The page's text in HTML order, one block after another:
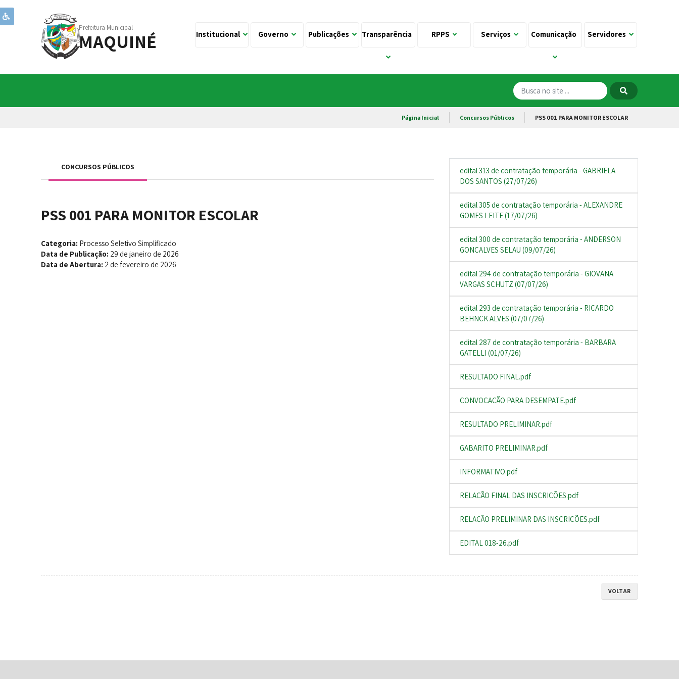
Prefeitura Municipal
MAQUINÉ Institucional Governo Publicações Transparência RPPS Serviços Comunicação Servidores
Página Inicial Concursos Públicos PSS 001 PARA MONITOR ESCOLAR
CONCURSOS PÚBLICOS
PSS 001 PARA MONITOR ESCOLAR
Categoria: Processo Seletivo Simplificado
Data de Publicação: 29 de janeiro de 2026
Data de Abertura: 2 de fevereiro de 2026
edital 313 de contratação temporária - GABRIELA
DOS SANTOS (27/07/26)
edital 305 de contratação temporária - ALEXANDRE
GOMES LEITE (17/07/26)
edital 300 de contratação temporária - ANDERSON
GONÇALVES SELAU (09/07/26)
edital 294 de contratação temporária - GIOVANA
VARGAS SCHUTZ (07/07/26)
edital 293 de contratação temporária - RICARDO
BEHNCK ALVES (07/07/26)
edital 287 de contratação temporária - BARBARA
GATELLI (01/07/26)
RESULTADO FINAL.pdf
CONVOCAÇÃO PARA DESEMPATE.pdf
RESULTADO PRELIMINAR.pdf
GABARITO PRELIMINAR.pdf
INFORMATIVO.pdf
RELAÇÃO FINAL DAS INSCRIÇÕES.pdf
RELAÇÃO PRELIMINAR DAS INSCRIÇÕES.pdf
EDITAL 018-26.pdf
VOLTAR